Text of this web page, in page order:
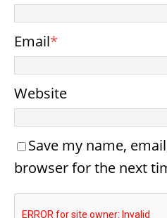
Email*
Website
Save my name,
browser for the next